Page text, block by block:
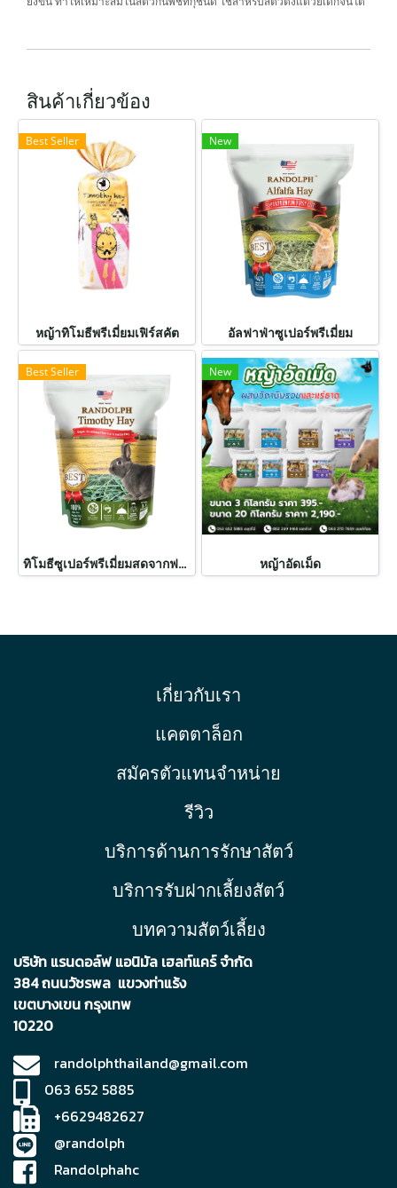
สินค้าเกี่ยวข้อง
Best Seller
หญ้าทิโมธีพรีเมี่ยมเฟิร์สคัต
New
อัลฟาฟ่าซูเปอร์พรีเมี่ยม
Best Seller
ทิโมธีซูเปอร์พรีเมี่ยมสดจากฟาร์ม
New
หญ้าอัดเม็ด
เกี่ยวกับเรา
แคตตาล็อก
สมัครตัวแทนจำหน่าย
รีวิว
บริการด้านการรักษาสัตว์
บริการรับฝากเลี้ยงสัตว์
บทความสัตว์เลี้ยง
บริษัท แรนดอล์ฟ แอนิมัล เฮลท์แคร์ จำกัด
384 ถนนวัชรพล แขวงท่าแร้ง
เขตบางเขน กรุงเทพ
10220
randolphthailand@gmail.com
063 652 5885
+6629482627
@randolph
Randolphahc